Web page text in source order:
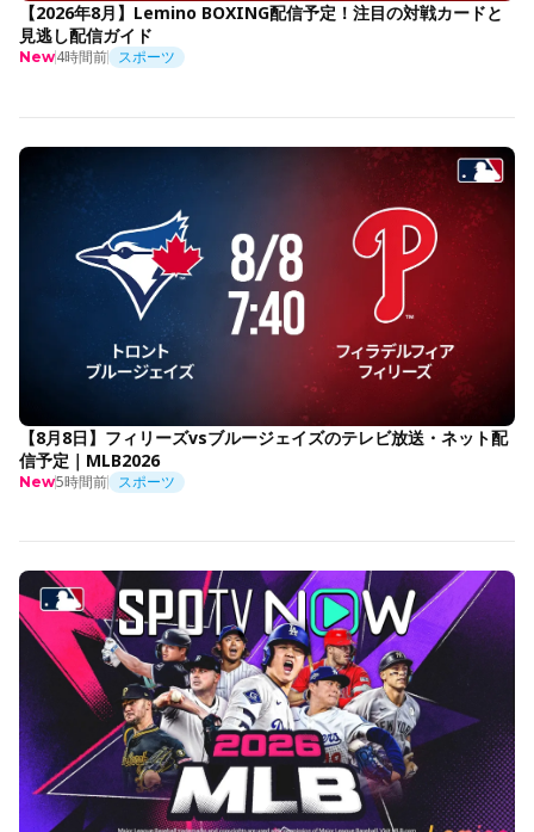
【2026年8月】Lemino BOXING配信予定！注目の対戦カードと
見逃し配信ガイド
New4時間前 スポーツ
【8月8日】フィリーズvsブルージェイズのテレビ放送・ネット配
信予定｜MLB2026
New5時間前 スポーツ